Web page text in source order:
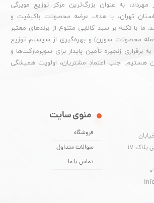
به عنوان بزرگ‌ترین مرکز توزیع مویرگی
تهران، با هدف عرضه محصولات باکیفیت و
با تکیه بر سبد کالایی متنوع از برندهای معتبر
محصولات سورن) و بهره‌گیری از سیستم توزیع
زنجیره تأمین پایدار برای سوپرمارکت‌ها و
هستیم. جلب اعتماد مشتریان، اولویت همیشگی
منوی سایت
فروشگاه
سوالات متداول
تماس با ما
۱۷